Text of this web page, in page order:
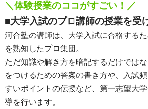
＼体験授業のココがすごい！／
■大学入試のプロ講師の授業を受
河合塾の講師は、大学入試に合格する
を熟知したプロ集団。
ただ知識や解き方を暗記するだけでは
をつけるための答案の書き方や、入試
すいポイントの伝授など、第一志望大
導を行います。